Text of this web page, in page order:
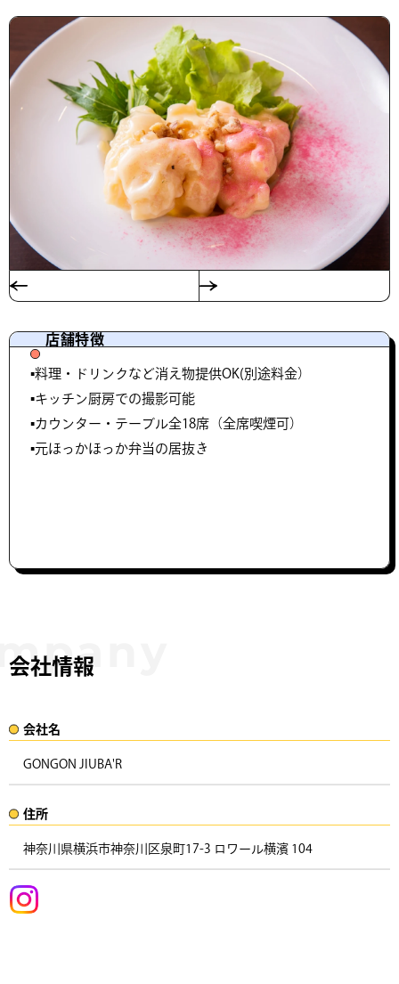
店舗特徴
▪️料理・ドリンクなど消え物提供OK(別途料金）
▪️キッチン厨房での撮影可能
▪️カウンター・テーブル全18席（全席喫煙可）
▪️元ほっかほっか弁当の居抜き
会社情報
会社名​
GONGON JIUBA'R
住所​​
神奈川県横浜市神奈川区泉町17-3 ロワール横濱 104 ​